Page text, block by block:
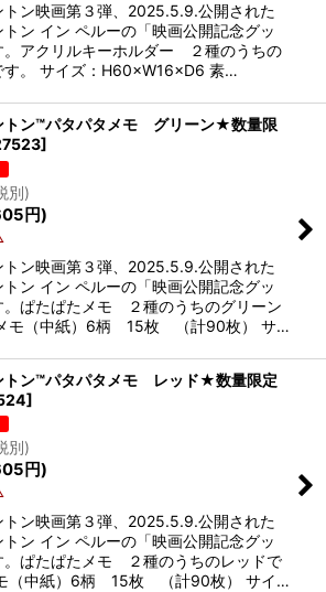
トン映画第３弾、2025.5.9.公開された
ン イン ペルーの「映画公開記念グッ
。アクリルキーホルダー ２種のうちの
す。 サイズ：H60×W16×D6 素…
トン™パタパタメモ グリーン★数量限
]
別)
円)
トン映画第３弾、2025.5.9.公開された
ン イン ペルーの「映画公開記念グッ
。ぱたぱたメモ ２種のうちのグリーン
モ（中紙）6柄 15枚 （計90枚） サ…
トン™パタパタメモ レッド★数量限定
]
別)
円)
トン映画第３弾、2025.5.9.公開された
ン イン ペルーの「映画公開記念グッ
。ぱたぱたメモ ２種のうちのレッドで
（中紙）6柄 15枚 （計90枚） サイ…